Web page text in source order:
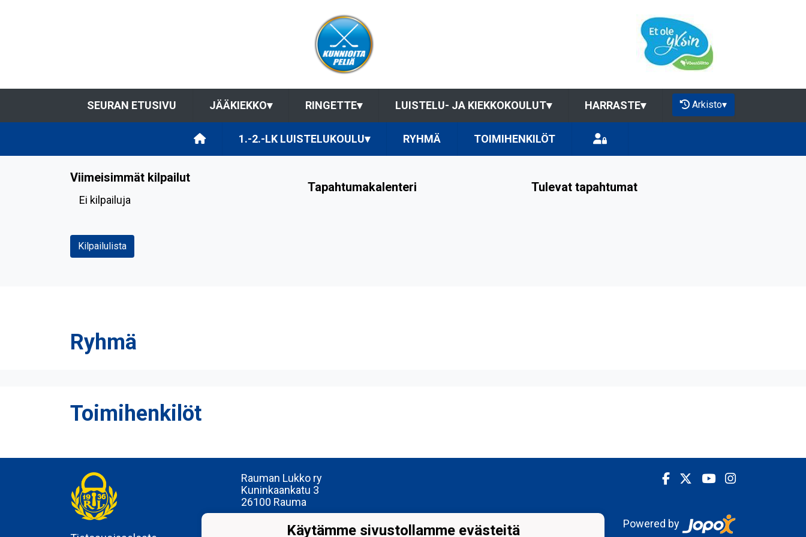
SEURAN ETUSIVU JÄÄKIEKKO▾ RINGETTE▾ LUISTELU- JA KIEKKOKOULUT▾ HARRASTE▾ Arkisto▾
1.-2.-LK LUISTELUKOULU▾ RYHMÄ TOIMIHENKILÖT
Viimeisimmät kilpailut
Ei kilpailuja
Kilpailulista
Tapahtumakalenteri Tulevat tapahtumat
Ryhmä
Toimihenkilöt
Rauman Lukko ry
Kuninkaankatu 3
26100 Rauma
Powered by
Käytämme sivustollamme evästeitä